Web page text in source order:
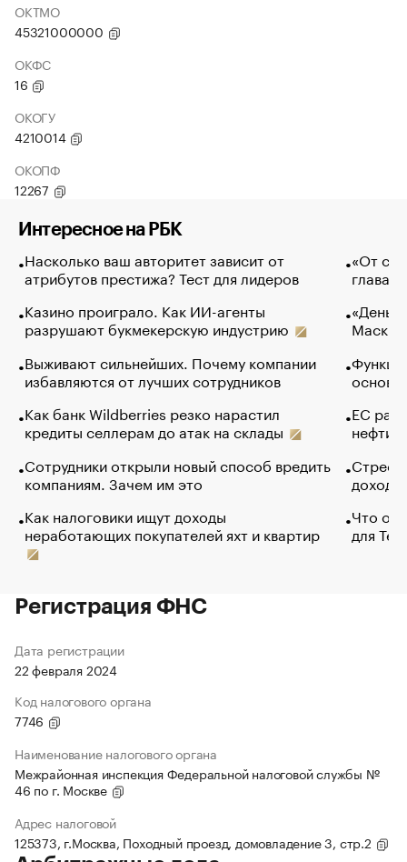
ОКТМО
45321000000
ОКФС
16
ОКОГУ
4210014
ОКОПФ
12267
Интересное на РБК
Насколько ваш авторитет зависит от
атрибутов престижа? Тест для лидеров
Казино проиграло. Как ИИ-агенты
разрушают букмекерскую индустрию
Выживают сильнейших. Почему компании
избавляются от лучших сотрудников
Как банк Wildberries резко нарастил
кредиты селлерам до атак на склады
Сотрудники открыли новый способ вредить
компаниям. Зачем им это
Как налоговики ищут доходы
неработающих покупателей яхт и квартир
«От
глава
Маск в
основ
ЕС
нефти
Что
для
Регистрация ФНС
Дата регистрации
22 февраля 2024
Код налогового органа
7746
Наименование налогового органа
Межрайонная инспекция Федеральной налоговой службы №
46 по г. Москве
Адрес налоговой
125373, г.Москва, Походный проезд, домовладение 3, стр.2